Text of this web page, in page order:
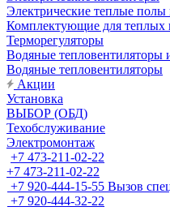
Электрические теплые
Комплектующие для теплых
Терморегуляторы
Водяные тепловентиляторы
Водяные тепловентиляторы
Акции
Установка
ВЫБОР (ОБД)
Техобслуживание
Электромонтаж
+7 473-211-02-22
+7 473-211-02-22
+7 920-444-15-55 Вызов
+7 920-444-32-22